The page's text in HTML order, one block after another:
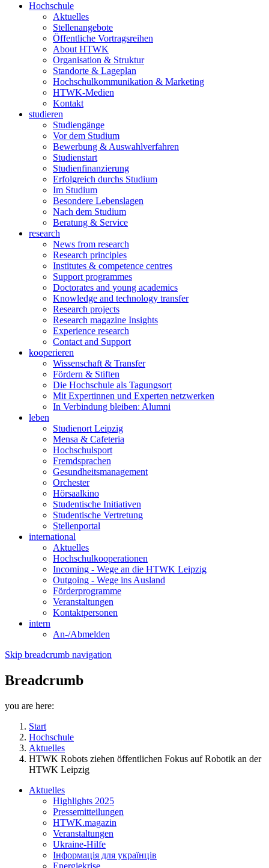
Hochschule
Aktuelles
Stellenangebote
Öffentliche Vortragsreihen
About HTWK
Organisation & Struktur
Standorte & Lageplan
Hochschulkommunikation & Marketing
HTWK-Medien
Kontakt
studieren
Studiengänge
Vor dem Studium
Bewerbung & Auswahlverfahren
Studienstart
Studienfinanzierung
Erfolgreich durchs Studium
Im Studium
Besondere Lebenslagen
Nach dem Studium
Beratung & Service
research
News from research
Research principles
Institutes & competence centres
Support programmes
Doctorates and young academics
Knowledge and technology transfer
Research projects
Research magazine Insights
Experience research
Contact and Support
kooperieren
Wissenschaft & Transfer
Fördern & Stiften
Die Hochschule als Tagungsort
Mit Expertinnen und Experten netzwerken
In Verbindung bleiben: Alumni
leben
Studienort Leipzig
Mensa & Cafeteria
Hochschulsport
Fremdsprachen
Gesundheitsmanagement
Orchester
Hörsaalkino
Studentische Initiativen
Studentische Vertretung
Stellenportal
international
Aktuelles
Hochschulkooperationen
Incoming - Wege an die HTWK Leipzig
Outgoing - Wege ins Ausland
Förderprogramme
Veranstaltungen
Kontaktpersonen
intern
An-/Abmelden
Skip breadcrumb navigation
Breadcrumb
you are here:
Start
Hochschule
Aktuelles
HTWK Robots ziehen öffentlichen Fokus auf Robotik an der
HTWK Leipzig
Aktuelles
Highlights 2025
Pressemitteilungen
HTWK.magazin
Veranstaltungen
Ukraine-Hilfe
Інформація для українців